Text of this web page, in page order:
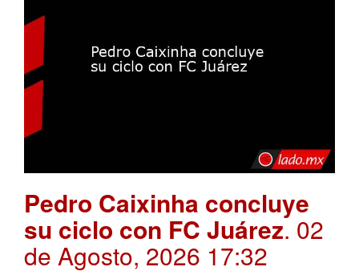
Pedro Caixinha concluye
su ciclo con FC Juárez. 02
de Agosto, 2026 17:32